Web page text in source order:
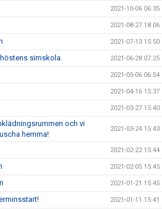
2021-10-06 06:35
2021-08-27 18:06
2021-07-13 15:50
simskola. 2021-06-28 07:25
2021-05-06 06:54
2021-04-16 15:37
2021-03-27 15:40
och vi
hemma!
2021-03-24 15:43
2021-02-22 15:44
2021-02-05 15:45
2021-01-21 15:45
2021-01-11 15:41